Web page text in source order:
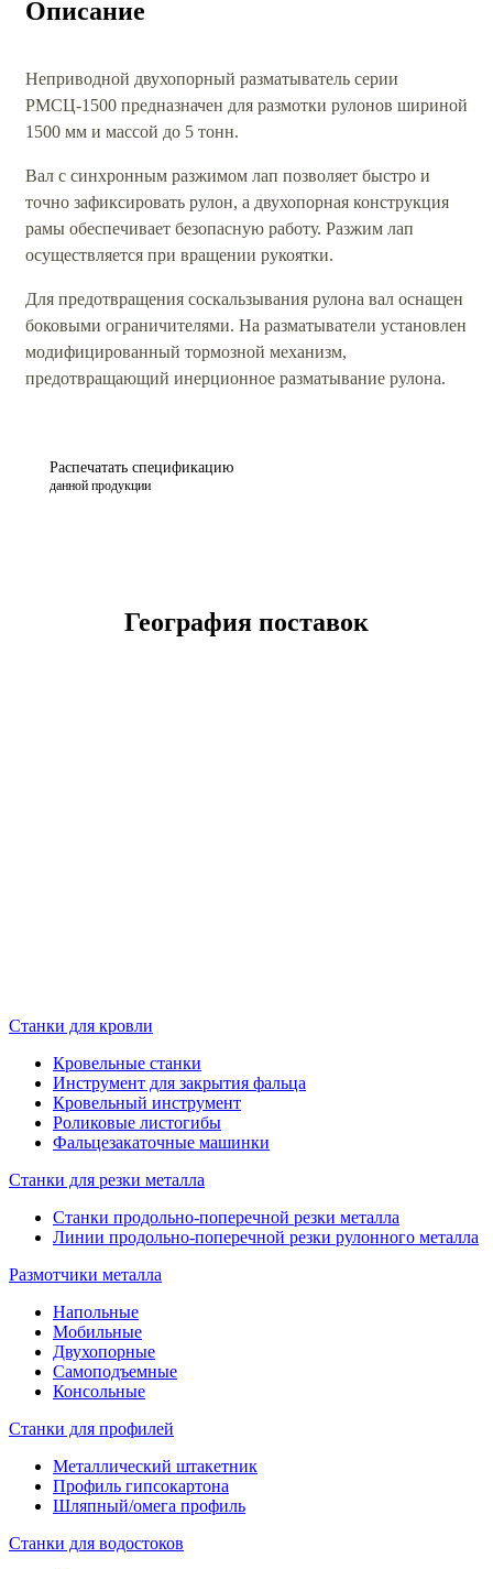
Описание
Неприводной двухопорный разматыватель серии
РМСЦ-1500 предназначен для размотки рулонов шириной
1500 мм и массой до 5 тонн.
Вал с синхронным разжимом лап позволяет быстро и
точно зафиксировать рулон, а двухопорная конструкция
рамы обеспечивает безопасную работу. Разжим лап
осуществляется при вращении рукоятки.
Для предотвращения соскальзывания рулона вал оснащен
боковыми ограничителями. На разматыватели установлен
модифицированный тормозной механизм,
предотвращающий инерционное разматывание рулона.
Распечатать спецификацию
данной продукции
География поставок
Станки для кровли
Кровельные станки
Инструмент для закрытия фальца
Кровельный инструмент
Роликовые листогибы
Фальцезакаточные машинки
Станки для резки металла
Станки продольно-поперечной резки металла
Линии продольно-поперечной резки рулонного металла
Размотчики металла
Напольные
Мобильные
Двухопорные
Самоподъемные
Консольные
Станки для профилей
Металлический штакетник
Профиль гипсокартона
Шляпный/омега профиль
Станки для водостоков